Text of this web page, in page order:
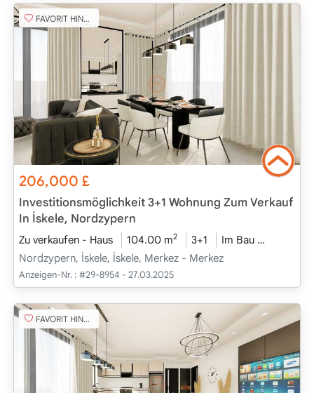
FAVORIT HINZUFÜGEN
206,000£
Investitionsmöglichkeit 3+1 Wohnung Zum Verkauf
In İskele, Nordzypern
Zu verkaufen - Haus 104.00 m2 3+1 Im Bau
Nordzypern, İskele, İskele, Merkez - Merkez
Anzeigen-Nr. : #29-8954 - 27.03.2025
FAVORIT HINZUFÜGEN